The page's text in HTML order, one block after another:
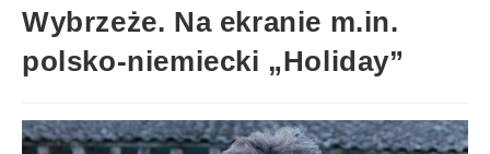
Wybrzeże. Na ekranie m.in.
polsko-niemiecki „Holiday”